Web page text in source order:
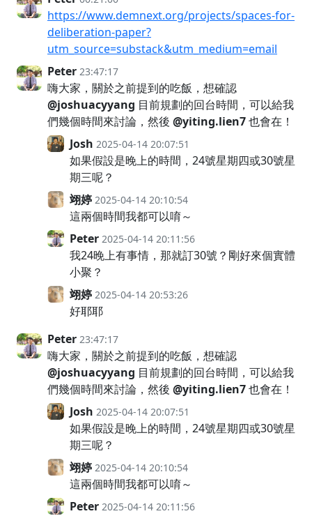
https://www.demnext.org/projects/spaces-for-
deliberation-paper?
utm_source=substack&utm_medium=email
Peter 23:47:17
嗨大家，關於之前提到的吃飯，想確認
@joshuacyyang 目前規劃的回台時間，可以給我
們幾個時間來討論，然後 @yiting.lien7也會在！
Josh 2025-04-14 20:07:51
如果假設是晚上的時間，24號星期四或30號星
期三呢？
翊婷 2025-04-14 20:10:54
這兩個時間我都可以唷～
Peter 2025-04-14 20:11:56
我24晚上有事情，那就訂30號？剛好來個實體
小聚？
翊婷 2025-04-14 20:53:26
好耶耶
Peter 23:47:17
嗨大家，關於之前提到的吃飯，想確認
@joshuacyyang 目前規劃的回台時間，可以給我
們幾個時間來討論，然後 @yiting.lien7也會在！
Josh 2025-04-14 20:07:51
如果假設是晚上的時間，24號星期四或30號星
期三呢？
翊婷 2025-04-14 20:10:54
這兩個時間我都可以唷～
Peter 2025-04-14 20:11:56